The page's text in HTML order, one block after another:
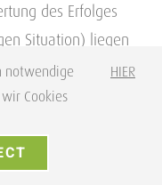
des Erfolges
Situation) liegen
vegetative
auf einen
gute
notwendige
Cookies
HIER